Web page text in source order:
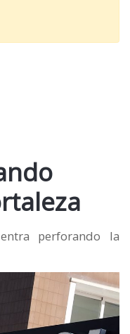
perforando la